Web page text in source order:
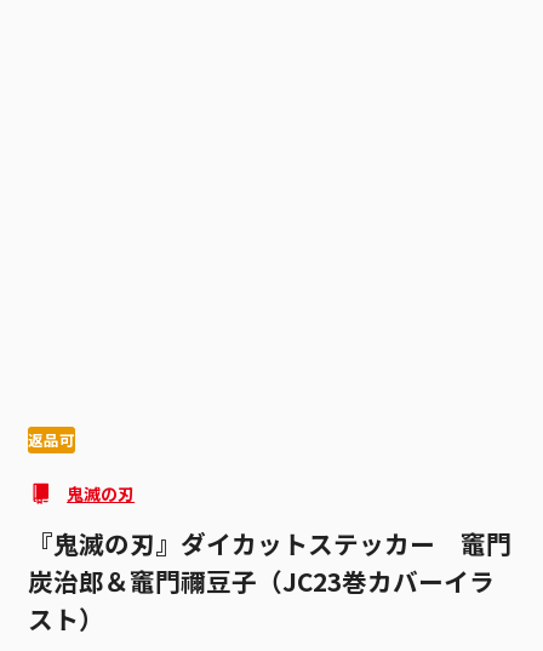
返品可
鬼滅の刃
『鬼滅の刃』ダイカットステッカー 竈門
炭治郎＆竈門禰豆子（JC23巻カバーイラ
スト）